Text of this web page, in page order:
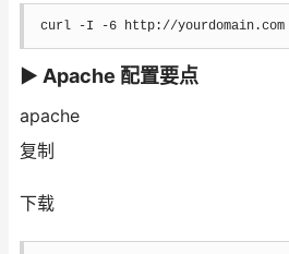
curl -I -6 http://
▶ Apache 配置要点
apache
复制
下载